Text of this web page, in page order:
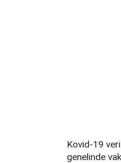
Kovid-19
genelinde